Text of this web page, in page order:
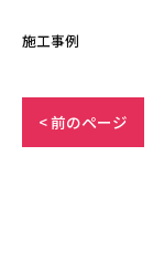
施工事例
< 前のページ